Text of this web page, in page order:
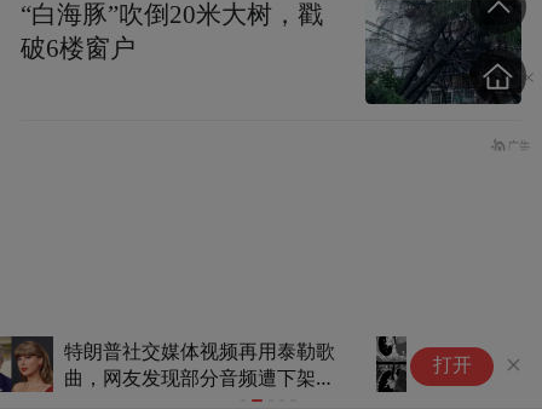
18岁少年胸腔藏3.89公斤“巨
弹”，湘雅医院医生联手精准拆
打开
“白海豚”吹倒20米大树，戳
破6楼窗户